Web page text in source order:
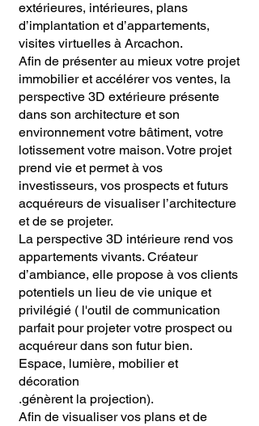
extérieures, intérieures, plans
d’implantation et d’appartements,
visites virtuelles à Arcachon.
Afin de présenter au mieux votre projet
immobilier et accélérer vos ventes, la
perspective 3D extérieure présente
dans son architecture et son
environnement votre bâtiment, votre
lotissement votre maison. Votre projet
prend vie et permet à vos
investisseurs, vos prospects et futurs
acquéreurs de visualiser l’architecture
et de se projeter.
La perspective 3D intérieure rend vos
appartements vivants. Créateur
d’ambiance, elle propose à vos clients
potentiels un lieu de vie unique et
privilégié ( l'outil de communication
parfait pour projeter votre prospect ou
acquéreur dans son futur bien.
Espace, lumière, mobilier et
décoration
.génèrent la projection).
Afin de visualiser vos plans et de